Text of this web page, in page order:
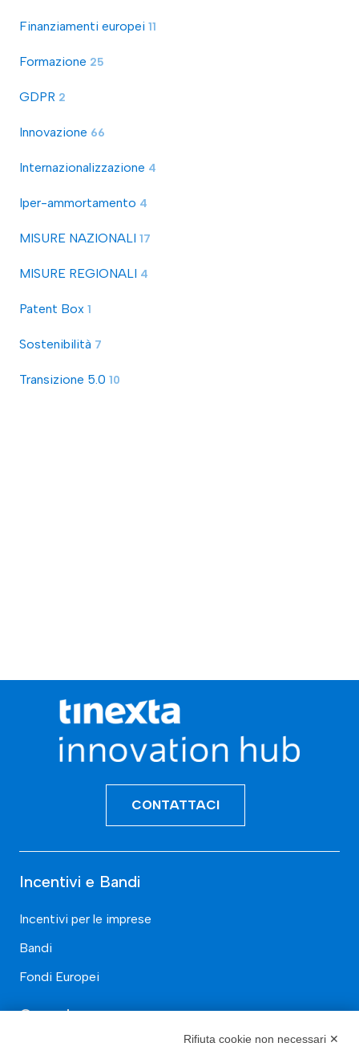
Finanziamenti europei 11
Formazione 25
GDPR 2
Innovazione 66
Internazionalizzazione 4
Iper-ammortamento 4
MISURE NAZIONALI 17
MISURE REGIONALI 4
Patent Box 1
Sostenibilità 7
Transizione 5.0 10
CONTATTACI
Incentivi e Bandi
Incentivi per le imprese
Bandi
Fondi Europei
Consulenza
Rifiuta cookie non necessari ✕